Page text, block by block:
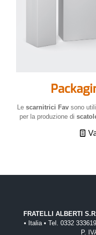
Le scarnitrici Favsono
per la produzione di
FRATELLI ALBERTI
• Italia • Tel. 0332
P.